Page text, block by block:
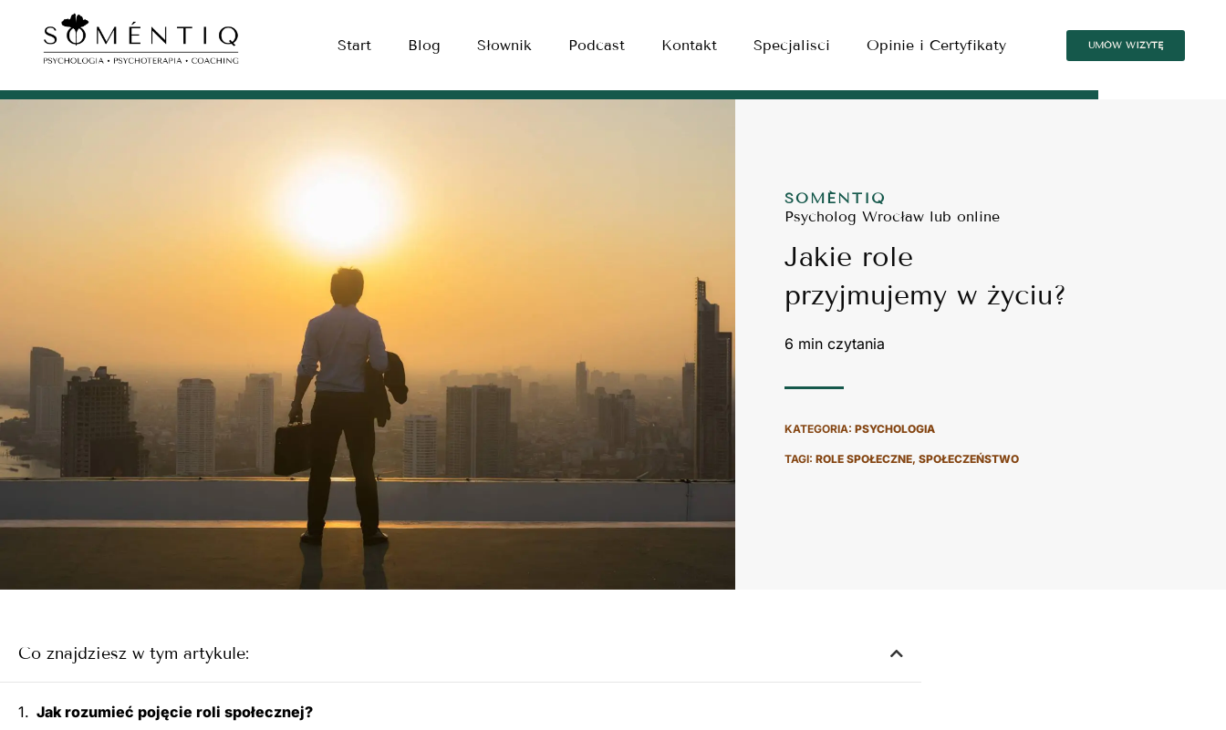
Start Blog Słownik Podcast Kontakt Specjalisci Opinie i Certyfikaty UMÓW WIZYTĘ
SOMÉNTIQ
Psycholog Wrocław lub online
Jakie role
przyjmujemy w życiu?
KATEGORIA: PSYCHOLOGIA
TAGI: ROLE SPOŁECZNE,SPOŁECZEŃSTWO
Co znajdziesz w tym artykule:
Jak rozumieć pojęcie roli społecznej?